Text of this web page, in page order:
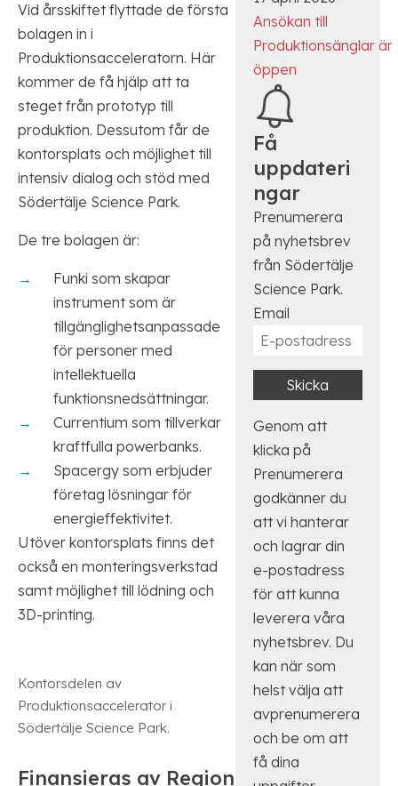
Vid årsskiftet flyttade de första
bolagen in i
Produktionsacceleratorn. Här
kommer de få hjälp att ta
steget från prototyp till
produktion. Dessutom får de
kontorsplats och möjlighet till
intensiv dialog och stöd med
Södertälje Science Park.
De tre bolagen är:
Funki som skapar
instrument som är
tillgänglighetsanpassade
för personer med
intellektuella
funktionsnedsättningar.
Currentium som tillverkar
kraftfulla powerbanks.
Spacergy som erbjuder
företag lösningar för
energieffektivitet.
Utöver kontorsplats finns det
också en monteringsverkstad
samt möjlighet till lödning och
3D-printing.
Kontorsdelen av
Produktionsaccelerator i
Södertälje Science Park.
Finansieras av Region
Ansökan till
Produktionsänglar är
öppen
Få
uppdateri
ngar
Prenumerera
på nyhetsbrev
från Södertälje
Science Park.
Email
Genom att
klicka på
Prenumerera
godkänner du
att vi hanterar
och lagrar din
e-postadress
för att kunna
leverera våra
nyhetsbrev. Du
kan när som
helst välja att
avprenumerera
och be om att
få dina